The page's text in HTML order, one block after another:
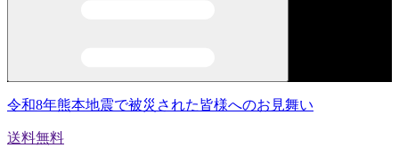
令和8年熊本地震で被災された皆様へのお見舞い
送料無料